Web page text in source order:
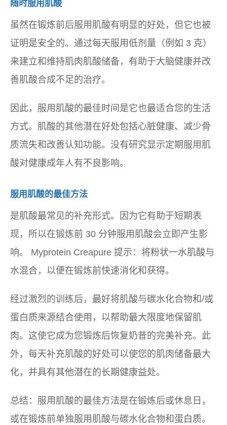
随时服用肌酸
虽然在锻炼前后服用肌酸有明显的好处，但它也被
证明是安全的。通过每天服用低剂量（例如 3 克）
来建立和维持肌肉肌酸储备，有助于大脑健康并改
善肌酸合成不足的治疗。
因此，服用肌酸的最佳时间是它也最适合您的生活
方式。肌酸的其他潜在好处包括心脏健康、减少骨
质流失和改善认知功能。没有研究显示定期服用肌
酸对健康成年人有不良影响。
服用肌酸的最佳方法
是肌酸最常见的补充形式。因为它有助于短期表
现，所以在锻炼前 30 分钟服用肌酸会立即产生影
响。 Myprotein Creapure 提示：将粉状一水肌酸与
水混合，以便在锻炼前快速消化和获得。
经过激烈的训练后，最好将肌酸与碳水化合物和/或
蛋白质来源结合使用，以帮助最大限度地保留肌
肉。这使它成为您锻炼后恢复奶昔的完美补充。此
外，每天补充肌酸的好处可以使您的肌肉储备最大
化，并具有其他潜在的长期健康益处。
总结：服用肌酸的最佳方法是在锻炼后或休息日，
或在锻炼前单独服用肌酸与碳水化合物和蛋白质。